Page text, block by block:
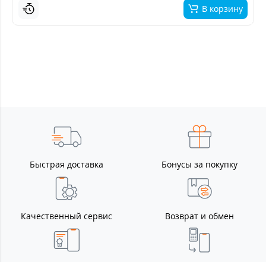
В корзину
Быстрая доставка Бонусы за покупку
Качественный сервис Возврат и обмен